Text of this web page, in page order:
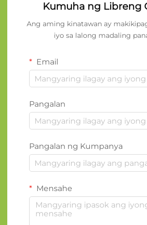
Kumuha ng Libreng
Ang aming kinatawan ay
iyo sa lalong madaling
Email
Pangalan
Pangalan ng Kumpanya
Mensahe